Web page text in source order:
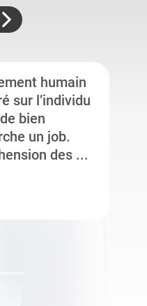
humain
sur l’individu
bien
un job.
des ...